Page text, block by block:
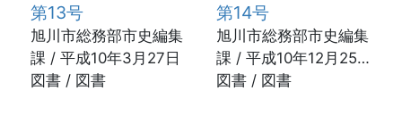
第13号
旭川市総務部市史編集
課 / 平成10年3月27日
図書 / 図書
第14号
旭川市総務部市史編集
課 / 平成10年12月25
日
図書 / 図書